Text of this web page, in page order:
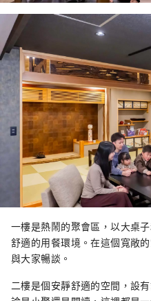
一樓是熱鬧的聚會區，以大桌
舒適的用餐環境。在這個寬敞
與大家暢談。
二樓是個安靜舒適的空間，設